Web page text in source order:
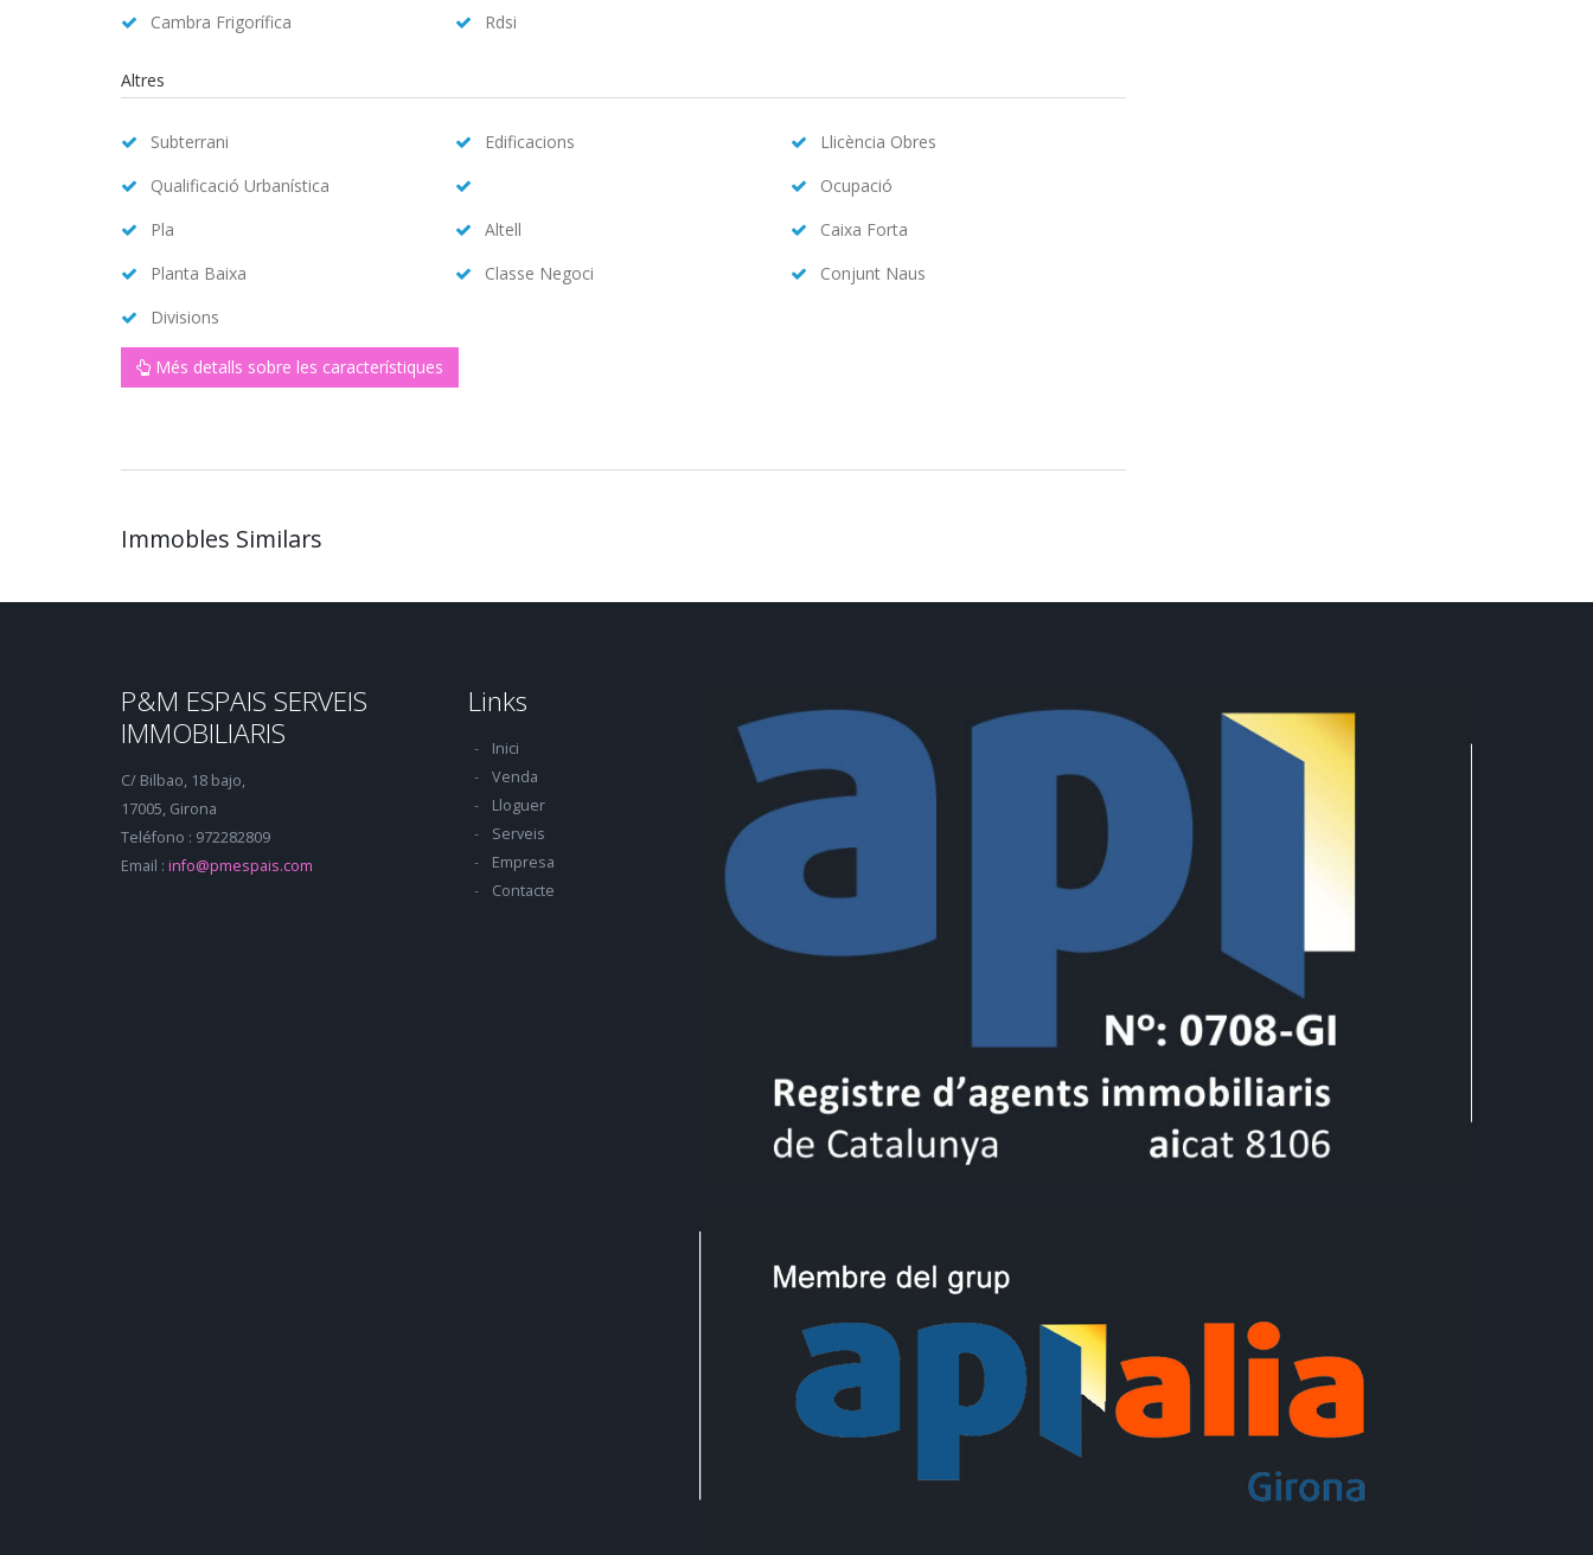
Cambra Frigorífica
Rdsi
Altres
Subterrani Edificacions
Llicència Obres
Qualificació Urbanística
Ocupació
Pla
Altell
Caixa Forta
Planta Baixa
Classe Negoci
Conjunt Naus
Divisions
Més detalls sobre les característiques
Immobles Similars
P&M ESPAIS SERVEIS
IMMOBILIARIS
C/ Bilbao, 18 bajo,
17005, Girona
Teléfono : 972282809
Email : info@pmespais.com
Links
Inici
Venda
Lloguer
Serveis
Empresa
Contacte